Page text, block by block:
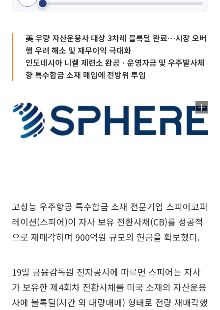
美 우량 자산운용사 대상 3차례 블록딜 완료…시장 오버
행 우려 해소 및 재무이익 극대화
인도네시아 니켈 제련소 완공ㆍ운영자금 및 우주발사체
향 특수합금 소재 매입에 전방위 투입
고성능 우주항공 특수합금 소재 전문기업 스피어코퍼
레이션(스피어)이 자사 보유 전환사채(CB)를 성공적
으로 재매각하며 900억원 규모의 현금을 확보했다.
19일 금융감독원 전자공시에 따르면 스피어는 자사
가 보유한 제4회차 전환사채를 미국 소재의 자산운용
사에 블록딜(시간 외 대량매매) 형태로 전량 재매각했